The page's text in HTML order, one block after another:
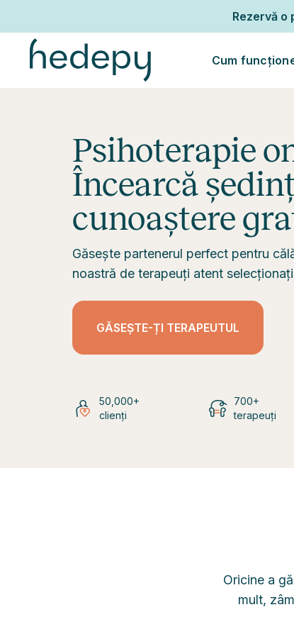
Rezervă o
Cum
Psihoterapie
Încearcă
cunoaștere
Găsește partenerul perfect pentru
noastră de terapeuți atent
GĂSEȘTE-ȚI TERAPEUTUL
50,000+
clienți
700+
terapeuți
Oricine a
mult,